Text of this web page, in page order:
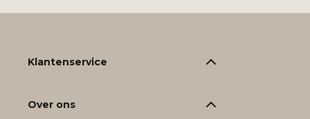
Klantenservice
Over ons